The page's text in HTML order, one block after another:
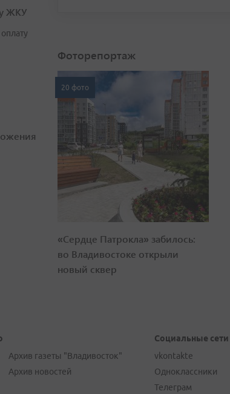
ЖКУ
Фоторепортаж
20 фото
«Сердце Патрокла» забилось:
во Владивостоке открыли
новый сквер
Архив газеты "Владивосток"
Архив новостей
Социальные сети
vkontakte
Одноклассники
Телеграм